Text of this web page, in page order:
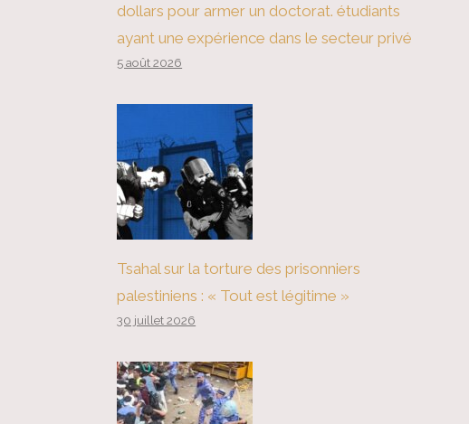
dollars pour armer un doctorat. étudiants
ayant une expérience dans le secteur privé
5 août 2026
Tsahal sur la torture des prisonniers
palestiniens : « Tout est légitime »
30 juillet 2026